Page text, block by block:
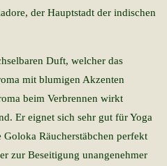
der Hauptstadt der indischen
Duft, welcher das
mit blumigen Akzenten
beim Verbrennen wirkt
Er eignet sich sehr gut für Yoga
Räucherstäbchen perfekt
zur Beseitigung unangenehmer